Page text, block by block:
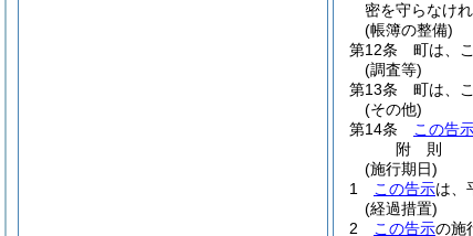
密を守らなけ
(帳簿の整備)
第12条
町は、
(調査等)
第13条
町は、
(その他)
第14条
この告
附 則
(施行期日)
1
この告示は、
(経過措置)
2
この告示の施